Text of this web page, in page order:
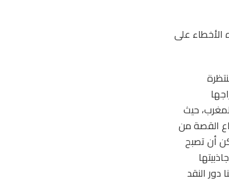
الأخطاء على
حيث
القصة من
أن تصبح
دور النقد